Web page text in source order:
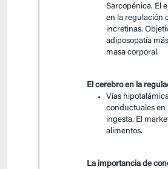
Sarcopénica. El
en la regulación
incretinas.
adiposopatía
masa corporal.
El cerebro en la
Vías
conductuales en
ingesta. El
alimentos.
La importancia de